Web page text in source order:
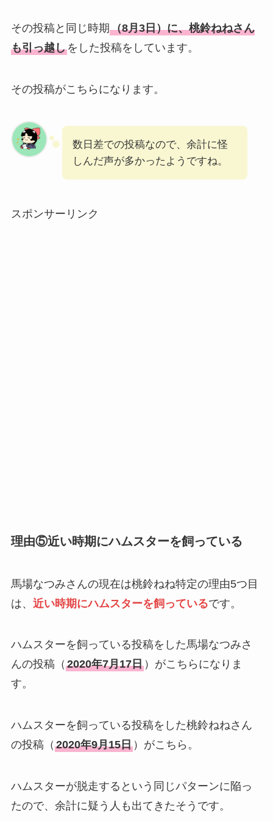
その投稿と同じ時期（8月3日）に、桃鈴ねねさん
も引っ越しをした投稿をしています。
その投稿がこちらになります。
数日差での投稿なので、余計に怪
しんだ声が多かったようですね。
スポンサーリンク
理由⑤近い時期にハムスターを飼っている
馬場なつみさんの現在は桃鈴ねね特定の理由5つ目
は、 近い時期にハムスターを飼っているです。
ハムスターを飼っている投稿をした馬場なつみさ
んの投稿（ 2020年7月17日）がこちらになりま
す。
ハムスターを飼っている投稿をした桃鈴ねねさん
の投稿（ 2020年9月15日）がこちら。
ハムスターが脱走するという同じパターンに陥っ
たので、余計に疑う人も出てきたそうです。